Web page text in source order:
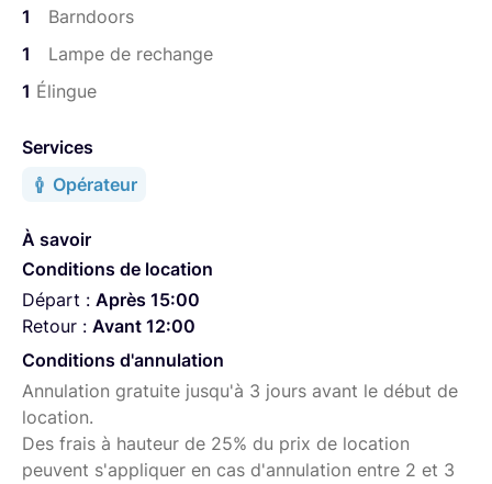
1
Barndoors
1
Lampe de rechange
1 Élingue
Services
Opérateur
À savoir
Conditions de location
Départ : Après 15:00
Retour : Avant 12:00
Conditions d'annulation
Annulation gratuite jusqu'à 3 jours avant le début de
location.
Des frais à hauteur de 25% du prix de location
peuvent s'appliquer en cas d'annulation entre 2 et 3